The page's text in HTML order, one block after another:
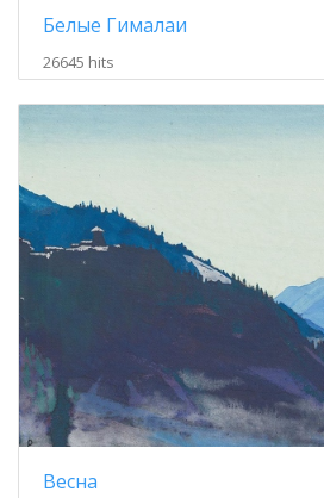
Белые Гималаи
26645 hits
Весна